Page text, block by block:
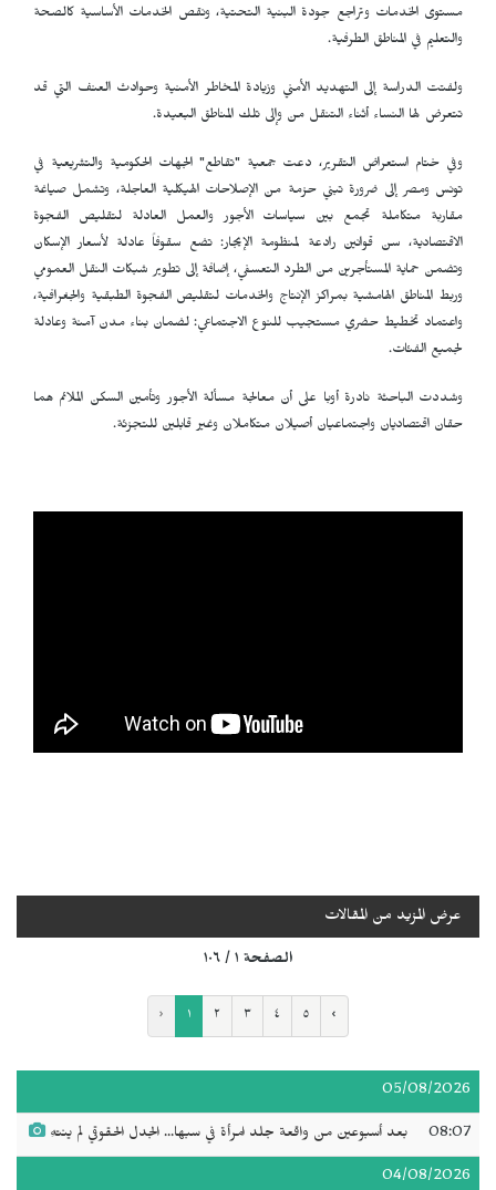
مستوى الخدمات وتراجع جودة البنية التحتية، ونقص الخدمات الأساسية كالصحة
والتعليم في المناطق الطرفية.
ولفتت الدراسة إلى التهديد الأمني وزيادة المخاطر الأمنية وحوادث العنف التي قد
تتعرض لها النساء أثناء التنقل من وإلى تلك المناطق البعيدة.
وفي ختام استعراض التقرير، دعت جمعية "تقاطع" الجهات الحكومية والتشريعية في
تونس ومصر إلى ضرورة تبني حزمة من الإصلاحات الهيكلية العاجلة، وتشمل صياغة
مقاربة متكاملة تجمع بين سياسات الأجور والعمل العادلة لتقليص الفجوة
الاقتصادية، سن قوانين رادعة لمنظومة الإيجار: تضع سقوفاً عادلة لأسعار الإسكان
وتضمن حماية المستأجرين من الطرد التعسفي، إضافة إلى تطوير شبكات النقل العمومي
وربط المناطق الهامشية بمراكز الإنتاج والخدمات لتقليص الفجوة الطبقية والجغرافية،
واعتماد تخطيط حضري مستجيب للنوع الاجتماعي: لضمان بناء مدن آمنة وعادلة
لجميع الفئات.
وشددت الباحثة نادرة أوبا على أن معالجة مسألة الأجور وتأمين السكن الملائم هما
حقان اقتصاديان واجتماعيان أصيلان متكاملان وغير قابلين للتجزئة.
عرض المزيد من المقالات
الصفحة ١ / ١٠٦
‹ ١ ٢ ٣ ٤ ٥ ›
05/08/2026
08:07 بعد أسبوعين من واقعة جلد امرأة في سبها... الجدل الحقوقي لم ينتهِ
04/08/2026